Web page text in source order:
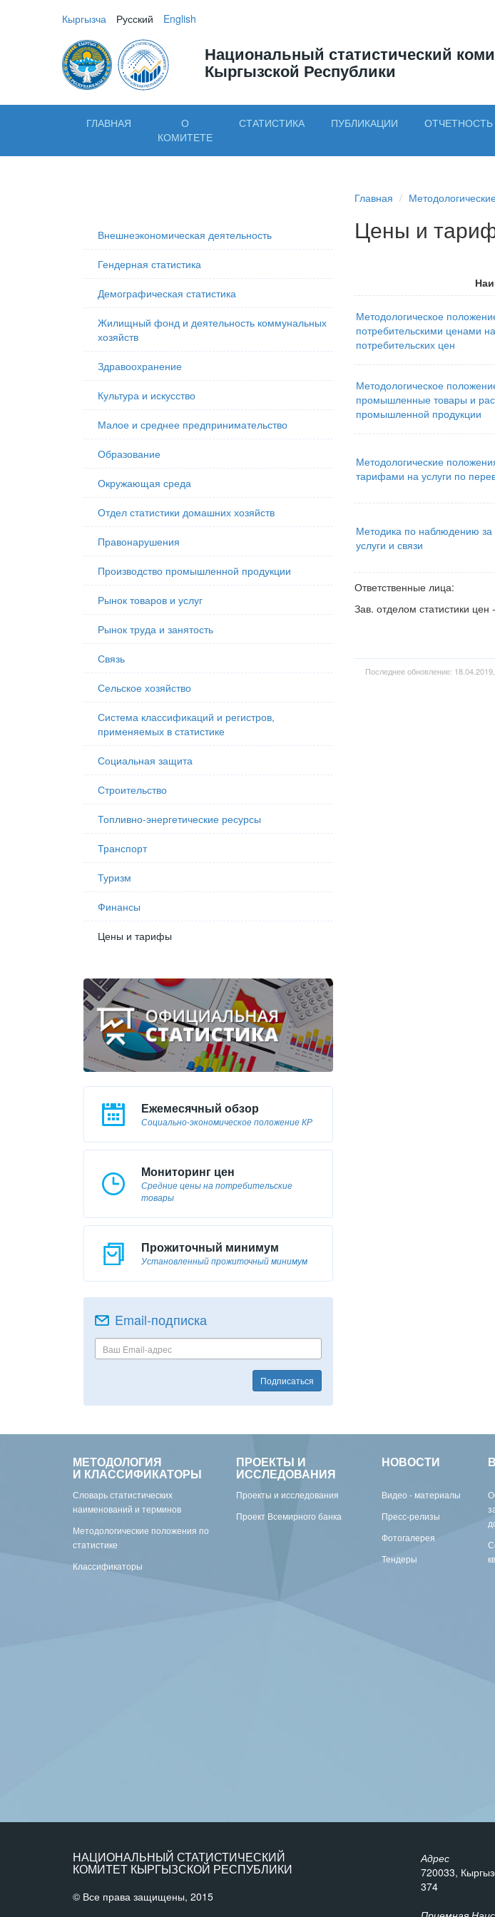
Кыргызча Русский English
Национальный статистический
Кыргызской Республики
ГЛАВНАЯ
О
КОМИТЕТЕ
СТАТИСТИКА ПУБЛИКАЦИИ ОТЧЕТНОСТЬ
Внешнеэкономическая деятельность
Гендерная статистика
Демографическая статистика
Жилищный фонд и деятельность коммунальных
хозяйств
Здравоохранение
Культура и искусство
Малое и среднее предпринимательство
Образование
Окружающая среда
Отдел статистики домашних хозяйств
Правонарушения
Производство промышленной продукции
Рынок товаров и услуг
Рынок труда и занятость
Связь
Сельское хозяйство
Система классификаций и регистров,
применяемых в статистике
Социальная защита
Строительство
Топливно-энергетические ресурсы
Транспорт
Туризм
Финансы
Цены и тарифы
Ежемесячный обзор
Социально-экономическое положение КР
Мониторинг цен
Средние цены на потребительские
товары
Прожиточный минимум
Установленный прожиточный минимум
Email-подписка
Подписаться
Главная
Цены и
Методологическое
потребительскими ценами
потребительских цен
Методологическое
промышленные товары и
промышленной продукции
Методологические
тарифами на услуги по
Методика по наблюдению
услуги и связи
Ответственные лица:
Зав. отделом статистики
Последнее обновление:
МЕТОДОЛОГИЯ
И КЛАССИФИКАТОРЫ
Словарь статистических
наименований и терминов
Методологические положения по
статистике
Классификаторы
ПРОЕКТЫ И
ИССЛЕДОВАНИЯ
Проекты и исследования
Проект Всемирного банка
НОВОСТИ
Видео - материалы
Пресс-релизы
Фотогалерея
Тендеры
НАЦИОНАЛЬНЫЙ СТАТИСТИЧЕСКИЙ
КОМИТЕТ КЫРГЫЗСКОЙ РЕСПУБЛИКИ
© Все права защищены, 2015
Адрес
720033,
374